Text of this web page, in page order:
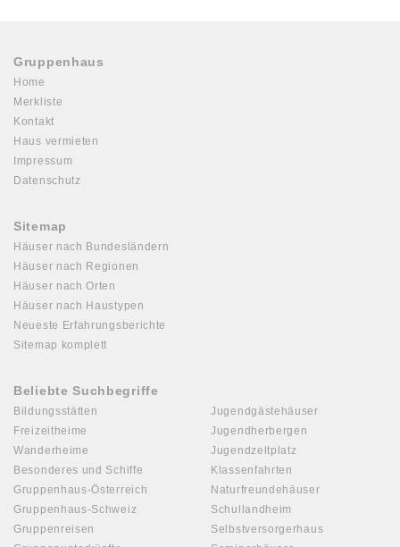
Gruppenhaus
Home
Merkliste
Kontakt
Haus vermieten
Impressum
Datenschutz
Sitemap
Häuser nach Bundesländern
Häuser nach Regionen
Häuser nach Orten
Häuser nach Haustypen
Neueste Erfahrungsberichte
Sitemap komplett
Beliebte Suchbegriffe
Bildungsstätten
Freizeitheime
Wanderheime
Besonderes und Schiffe
Gruppenhaus-Österreich
Gruppenhaus-Schweiz
Gruppenreisen
Jugendgästehäuser
Jugendherbergen
Jugendzeltplatz
Klassenfahrten
Naturfreundehäuser
Schullandheim
Selbstversorgerhaus